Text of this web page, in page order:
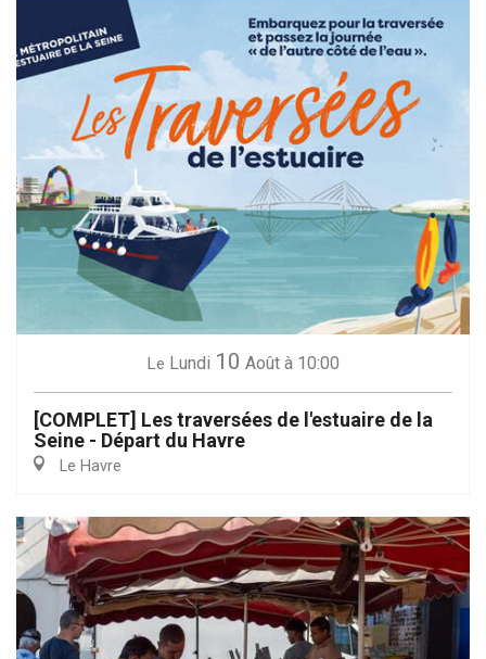
Le Lundi 10 Août à 10:00
[COMPLET] Les traversées de l'estuaire de la
Seine - Départ du Havre
Le Havre